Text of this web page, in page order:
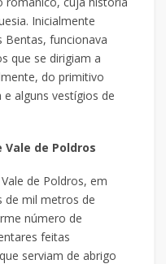
Inicialmente
Bentas, funcionava
que se dirigiam a
do primitivo
alguns vestígios de
de Poldros
de Poldros, em
de mil metros de
número de
feitas
serviam de abrigo